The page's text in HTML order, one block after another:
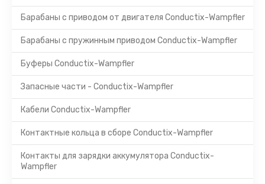
Барабаны с приводом от двигателя Conductix-Wampfler
Барабаны с пружинным приводом Conductix-Wampfler
Буферы Conductix-Wampfler
Запасные части - Conductix-Wampfler
Кабели Conductix-Wampfler
Контактные кольца в сборе Conductix-Wampfler
Контакты для зарядки аккумулятора Conductix-
Wampfler